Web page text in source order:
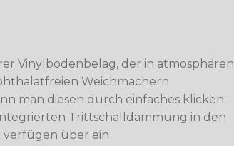
Vinylbodenbelag, der in atmosphären
Weichmachern
man diesen durch einfaches klicken
Trittschalldämmung in den
verfügen über ein